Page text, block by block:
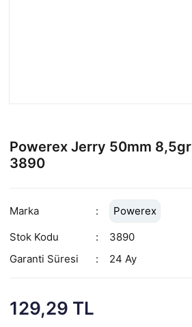
Powerex Jerry 50mm 8,5gr
3890
Marka
Powerex
Stok Kodu
3890
Garanti Süresi
24 Ay
129,29 TL